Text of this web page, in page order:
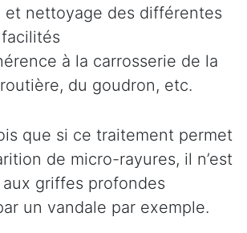
et nettoyage des différentes
à la carrosserie de la
du goudron, etc.
que si ce traitement permet
de micro-rayures, il n’est
griffes profondes
un vandale par exemple.